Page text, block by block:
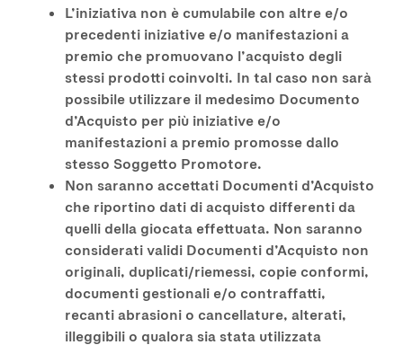
L’iniziativa non è cumulabile con altre e/o
precedenti iniziative e/o manifestazioni a
premio che promuovano l’acquisto degli
stessi prodotti coinvolti. In tal caso non sarà
possibile utilizzare il medesimo Documento
d’Acquisto per più iniziative e/o
manifestazioni a premio promosse dallo
stesso Soggetto Promotore.
Non saranno accettati Documenti d’Acquisto
che riportino dati di acquisto differenti da
quelli della giocata effettuata. Non saranno
considerati validi Documenti d’Acquisto non
originali, duplicati/riemessi, copie conformi,
documenti gestionali e/o contraffatti,
recanti abrasioni o cancellature, alterati,
illeggibili o qualora sia stata utilizzata